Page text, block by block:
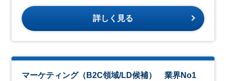
詳しく見る
マーケティング（B2C領域/LD候補） 業界No1